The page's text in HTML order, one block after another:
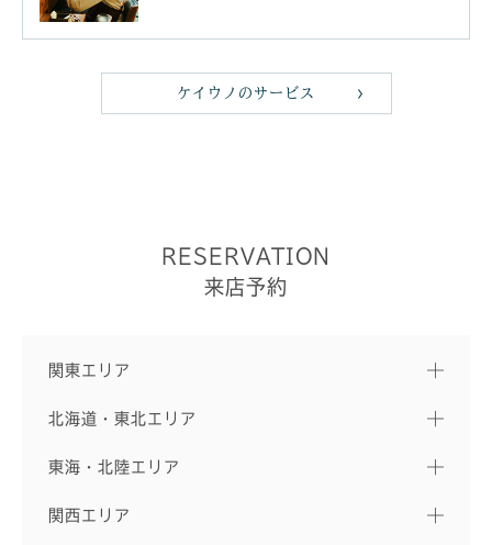
ケイウノのサービス
RESERVATION
来店予約
関東エリア
北海道・東北エリア
東海・北陸エリア
関西エリア